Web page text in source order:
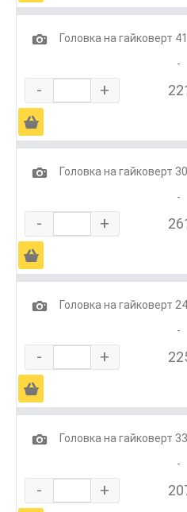
1
Головка на гайковерт
-
- +
Ä
1
Головка на гайковерт
-
- +
Ä
1
Головка на гайковерт
-
- +
Ä
1
Головка на гайковерт 33
-
- +